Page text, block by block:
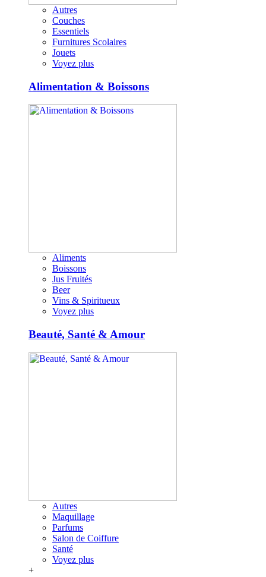
Autres
Couches
Essentiels
Furnitures Scolaires
Jouets
Voyez plus
Alimentation & Boissons
Aliments
Boissons
Jus Fruités
Beer
Vins & Spiritueux
Voyez plus
Beauté, Santé & Amour
Autres
Maquillage
Parfums
Salon de Coiffure
Santé
Voyez plus
+